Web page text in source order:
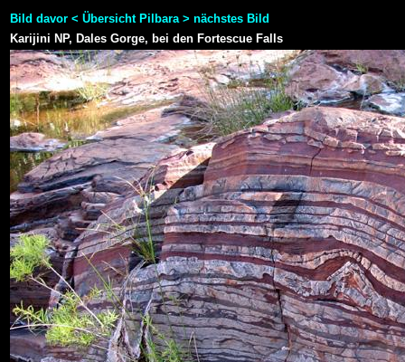
Bild davor < Übersicht Pilbara> nächstes Bild
Karijini NP, Dales Gorge, bei den Fortescue Falls